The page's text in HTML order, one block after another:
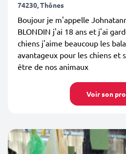
74230, Thônes
Boujour je m'appelle
BLONDIN j'ai 18 ans et j'ai
chiens j'aime beaucoup les
avantageux pour les chiens et
être de nos animaux
Voir son